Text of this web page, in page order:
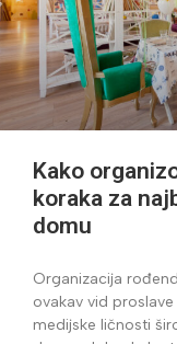
Kako
koraka za
domu
Organizacija
ovakav vid
medijske ličnosti